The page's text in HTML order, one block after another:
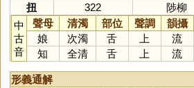
扭
322
陟柳
中
古
音
聲母 清濁 部位 聲調 韻攝
娘
次濁 舌 上 流
知
全清 舌 上 流
形義通解